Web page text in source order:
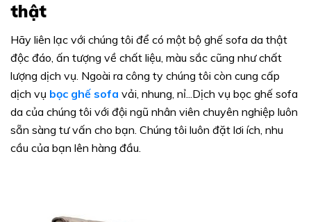
thật
Hãy liên lạc với chúng tôi để có một bộ ghế sofa da thật
độc đáo, ấn tượng về chất liệu, màu sắc cũng như chất
lượng dịch vụ. Ngoài ra công ty chúng tôi còn cung cấp
dịch vụ bọc ghế sofa vải, nhung, nỉ...Dịch vụ bọc ghế sofa
da của chúng tôi với đội ngũ nhân viên chuyên nghiệp luôn
sẵn sàng tư vấn cho bạn. Chúng tôi luôn đặt lơi ích, nhu
cầu của bạn lên hàng đầu.